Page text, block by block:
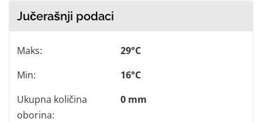
Jučerašnji podaci
Maks:
29°C
Min:
16°C
Ukupna količina
oborina:
0 mm